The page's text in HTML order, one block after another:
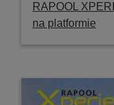
RAPOOL
na platformie